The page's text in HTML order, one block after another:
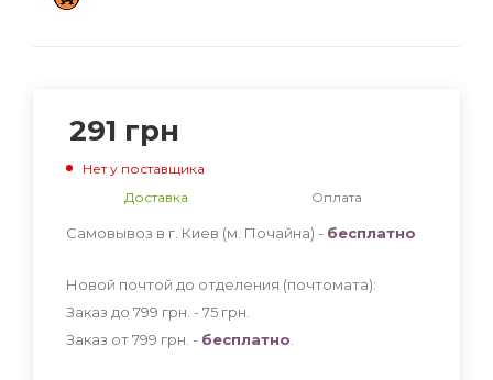
291 грн
Нет у поставщика
Доставка
Оплата
Самовывоз в г. Киев (м. Почайна) - бесплатно
Новой почтой до отделения (почтомата):
Заказ до 799 грн. - 75 грн
Заказ от 799 грн. - бесплатно